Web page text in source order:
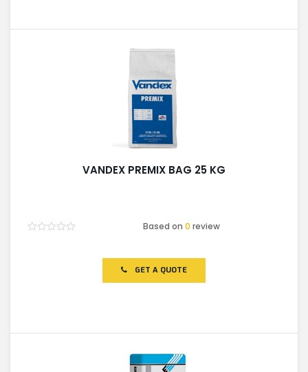
VANDEX PREMIX BAG 25 KG
Based on0 review
GET A QUOTE